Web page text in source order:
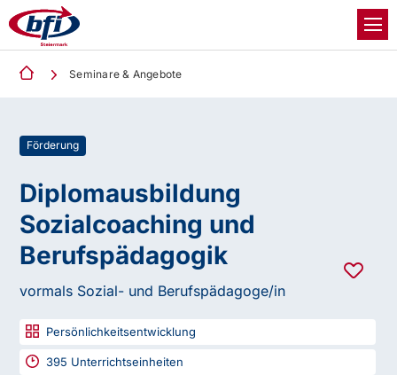
Seminare & Angebote
Förderung
Diplomausbildung
Sozialcoaching und
Berufspädagogik
vormals Sozial- und Berufspädagoge/in
Persönlichkeitsentwicklung
395 Unterrichtseinheiten